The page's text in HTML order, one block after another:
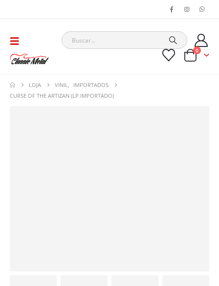
0
LOJA VINIL
IMPORTADOS
CURSE OF THE ARTIZAN (LP IMPORTADO)